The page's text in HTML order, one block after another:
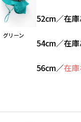
※撮影場所の関係上、着
グリーン
52cm／在
54cm／在
56cm／在